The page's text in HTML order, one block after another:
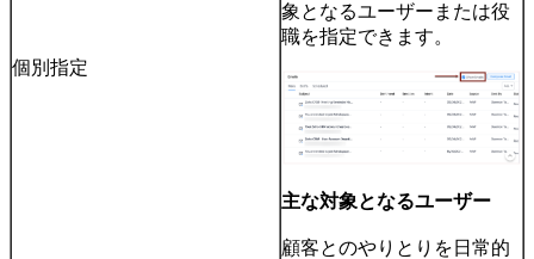
個別指定
象となるユーザーまたは役
職を指定できます。
主な対象となるユーザー
顧客とのやりとりを日常的